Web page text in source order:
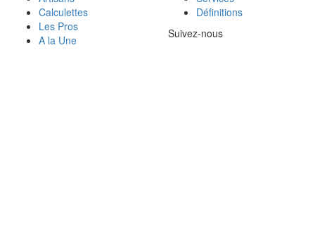
Calculettes
Les Pros
A la Une
Définitions
Suivez-nous